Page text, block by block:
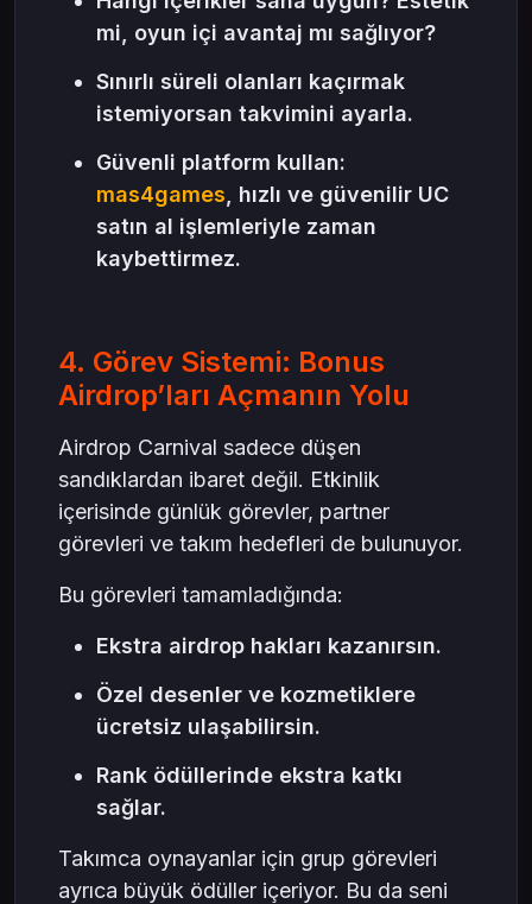
mi, oyun içi avantaj mı sağlıyor?
Sınırlı süreli olanları kaçırmak
istemiyorsan takvimini ayarla.
Güvenli platform kullan:
mas4games , hızlı ve güvenilir UC
satın al işlemleriyle zaman
kaybettirmez.
4. Görev Sistemi: Bonus
Airdrop’ları Açmanın Yolu
Airdrop Carnival sadece düşen
sandıklardan ibaret değil. Etkinlik
içerisinde günlük görevler, partner
görevleri ve takım hedefleri de bulunuyor.
Bu görevleri tamamladığında:
Ekstra airdrop hakları kazanırsın.
Özel desenler ve kozmetiklere
ücretsiz ulaşabilirsin.
Rank ödüllerinde ekstra katkı
sağlar.
Takımca oynayanlar için grup görevleri
ayrıca büyük ödüller içeriyor. Bu da seni